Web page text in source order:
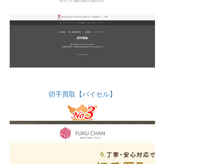
切手買取【バイセル】